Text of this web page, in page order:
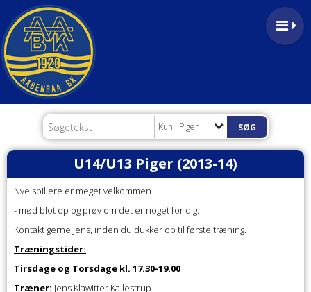
Kun i Piger
U14/U13 Piger (2013-14)
Nye spillere er meget velkommen
- mød blot op og prøv om det er noget for dig.
Kontakt gerne Jens, inden du dukker op til første træning.
Træningstider:
Tirsdage og Torsdage kl. 17.30-19.00
Træner: Jens Klawitter Kallestrup